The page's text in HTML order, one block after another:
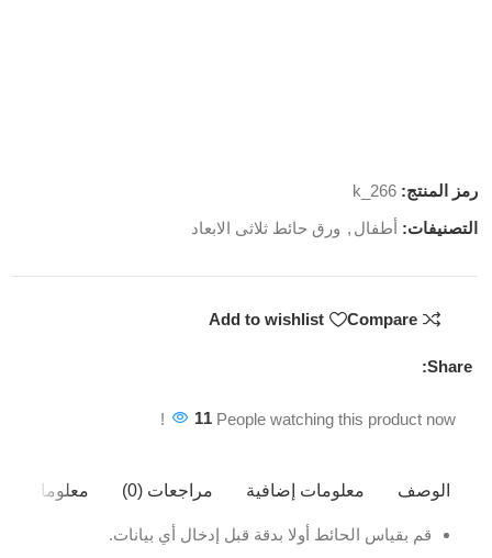
رمز المنتج:k_266
التصنيفات: أطفال , ورق حائط ثلاثى الابعاد
Compare
Add to wishlist
Share:
11 People watching this product now!
الوصف معلومات إضافية مراجعات (0) معلومات
قم بقياس الحائط أولا بدقة قبل إدخال أي بيانات.